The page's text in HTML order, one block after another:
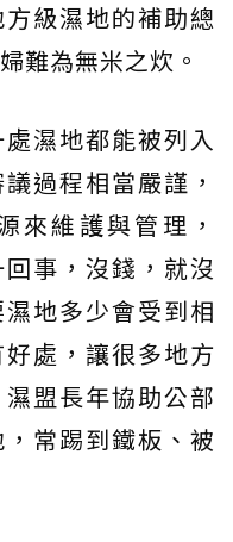
級濕地的補助總
難為無米之炊。
濕地都能被列入
過程相當嚴謹，
來維護與管理，
事，沒錢，就沒
地多少會受到相
處，讓很多地方
盟長年協助公部
常踢到鐵板、被